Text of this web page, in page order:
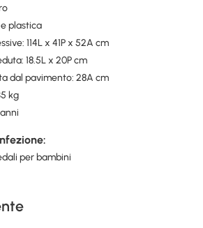
plastica
114L x 41P x 52A cm
18.5L x 20P cm
dal pavimento: 28A cm
kg
per bambini